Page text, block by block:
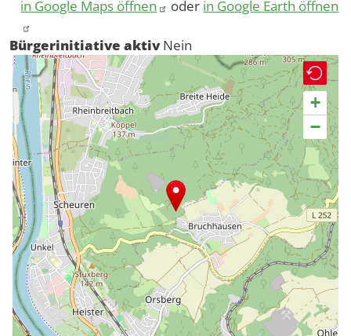
in Google Maps öffnen
oder in Google Earth öffnen
Bürgerinitiative aktiv Nein
+
−